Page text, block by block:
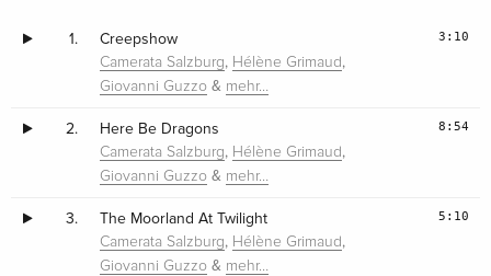
1. Creepshow
Camerata Salzburg, Hélène Grimaud,
Giovanni Guzzo & mehr…
3:10
2. Here Be Dragons
Camerata Salzburg, Hélène Grimaud,
Giovanni Guzzo & mehr…
8:54
3. The Moorland At Twilight
Camerata Salzburg, Hélène Grimaud,
Giovanni Guzzo & mehr…
5:10